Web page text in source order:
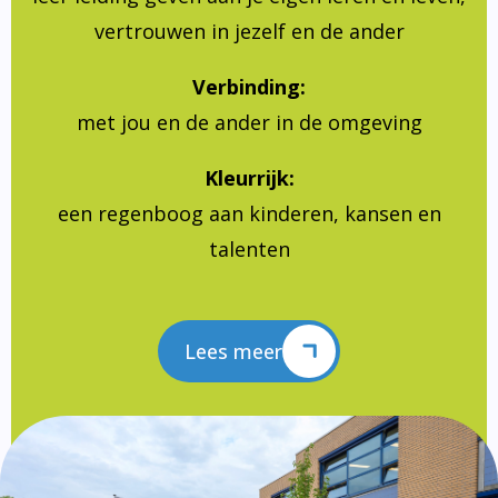
vertrouwen in jezelf en de ander
Verbinding:
met jou en de ander in de omgeving
Kleurrijk:
een regenboog aan kinderen, kansen en
talenten
Lees meer